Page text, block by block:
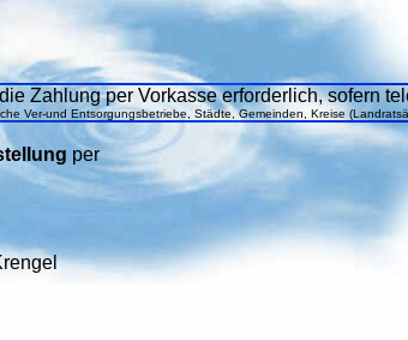
Zahlung per Vorkasse erforderlich, sofern
Ver-und Entsorgungsbetriebe, Städte, Gemeinden, Kreise
per